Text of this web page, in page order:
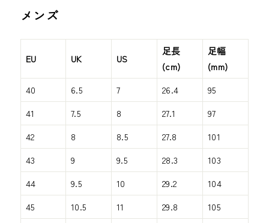
メンズ
EU UK US
足長
(cm)
足幅
(mm)
40
6.5 7 26.4
95
41
7.5 8 27.1
97
42
8 8.5 27.8
101
43
9 9.5 28.3
103
44
9.5 10 29.2
104
45
10.5 11 29.8
105